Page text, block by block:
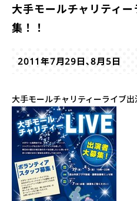
大手モールチャリティ
集！！
2011年7月29日､8月5日
大手モールチャリティーライブ出